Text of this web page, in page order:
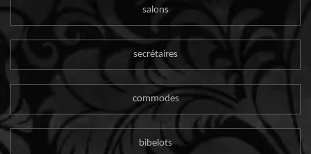
salons
secrétaires
commodes
bibelots